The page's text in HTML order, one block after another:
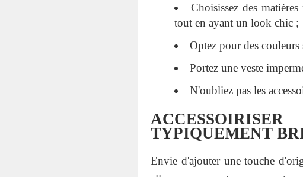
Choisissez des
tout en ayant un look chic ;
Optez pour des
Portez une veste
N'oubliez pas les
TYPIQUEMENT
Envie d'ajouter une touche